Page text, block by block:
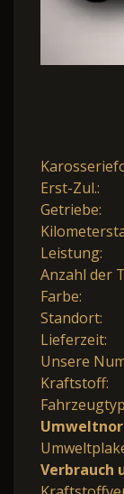
Erst-Zul.:
Getriebe:
Leistung:
Anzahl der
Farbe:
Standort:
Lieferzeit:
Unsere
Kraftstoff:
Verbrauch